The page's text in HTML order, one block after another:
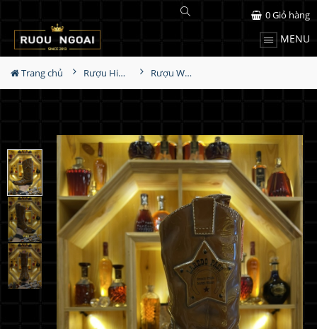
MENU
0Giỏ hàng
Trang chủ Rượu Hiếm - Cũ Rượu Whisky Laredo Pass Cowboy Boot